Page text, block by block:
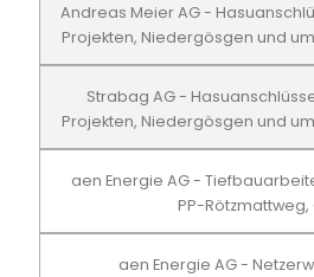
Andreas Meier AG -
Projekten, Niedergösgen und
Strabag AG - Hasuanschlüsse
Projekten, Niedergösgen und
aen Energie AG -
PP-Rötzmattweg,
aen Energie AG -